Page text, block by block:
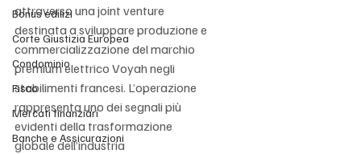
Bonus edilizi
Corte Giustizia Europea
Condominio
Fisco
Mercati finanziari
Banche e Assicurazioni
attraverso una joint venture
destinata a sviluppare produzione e
commercializzazione del marchio
premium elettrico Voyah negli
stabilimenti francesi. L’operazione
rappresenta uno dei segnali più
evidenti della trasformazione
globale dell’industria